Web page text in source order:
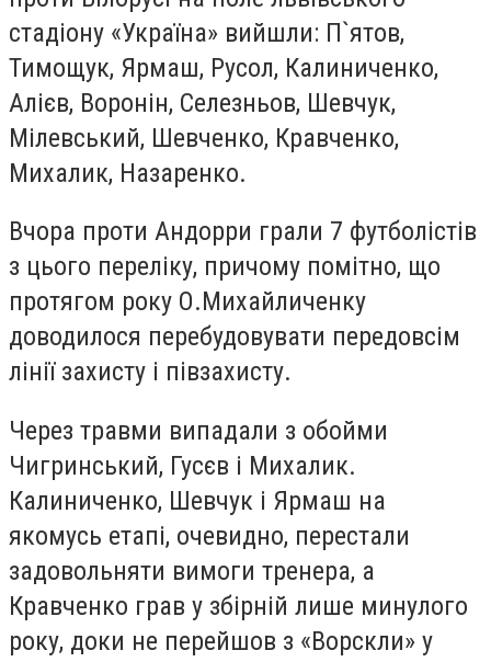
стадіону «Україна» вийшли: П`ятов,
Тимощук, Ярмаш, Русол, Калиниченко,
Алієв, Воронін, Селезньов, Шевчук,
Мілевський, Шевченко, Кравченко,
Михалик, Назаренко.
Вчора проти Андорри грали 7 футболістів
з цього переліку, причому помітно, що
протягом року О.Михайличенку
доводилося перебудовувати передовсім
лінії захисту і півзахисту.
Через травми випадали з обойми
Чигринський, Гусєв і Михалик.
Калиниченко, Шевчук і Ярмаш на
якомусь етапі, очевидно, перестали
задовольняти вимоги тренера, а
Кравченко грав у збірній лише минулого
року, доки не перейшов з «Ворскли» у